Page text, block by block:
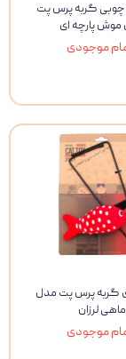
چوبی گربه پرس پت
پارچه ای
موجودی
گربه پرس پت مدل
ماهی لرزان
موجودی